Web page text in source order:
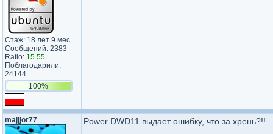
Стаж: 18 лет 9 мес.
Сообщений: 2383
Ratio: 15.55
Поблагодарили:
24144
100%
majjjor77 Power DWD11 выдает ошибку, что за хрень?!!